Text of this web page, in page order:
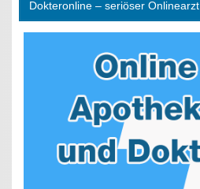
Dokteronline – seriöser Onlinearzt